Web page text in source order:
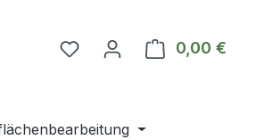
Du hast 0 Produkte auf
0,00 €